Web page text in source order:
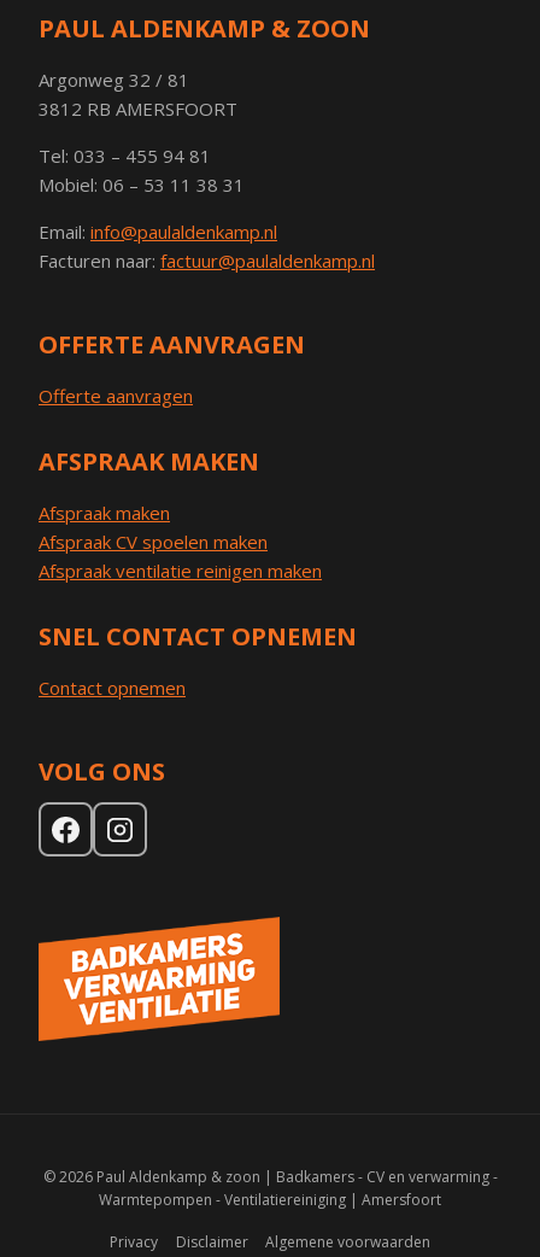
PAUL ALDENKAMP & ZOON
Argonweg 32 / 81
3812 RB AMERSFOORT
Tel: 033 – 455 94 81
Mobiel: 06 – 53 11 38 31
Email: info@paulaldenkamp.nl
Facturen naar: factuur@paulaldenkamp.nl
OFFERTE AANVRAGEN
Offerte aanvragen
AFSPRAAK MAKEN
Afspraak maken
Afspraak CV spoelen maken
Afspraak ventilatie reinigen maken
SNEL CONTACT OPNEMEN
Contact opnemen
VOLG ONS
© 2026 Paul Aldenkamp & zoon | Badkamers - CV en verwarming -
Warmtepompen - Ventilatiereiniging | Amersfoort
Privacy Disclaimer Algemene voorwaarden